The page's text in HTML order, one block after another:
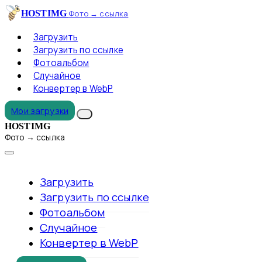
HOSTIMG Фото → ссылка
Загрузить
Загрузить по ссылке
Фотоальбом
Случайное
Конвертер в WebP
Мои загрузки
HOSTIMG
Фото → ссылка
Загрузить
Загрузить по ссылке
Фотоальбом
Случайное
Конвертер в WebP